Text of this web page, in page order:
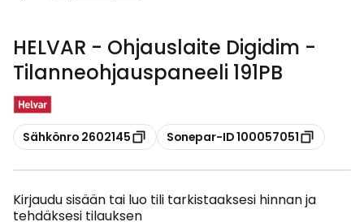
HELVAR - Ohjauslaite Digidim -
Tilanneohjauspaneeli 191PB
Kopioi
Sähkönro 2602145 Kopioi
Sonepar-ID 100057051
Kirjaudu sisään tai luo tili tarkistaaksesi hinnan ja
tehdäksesi tilauksen